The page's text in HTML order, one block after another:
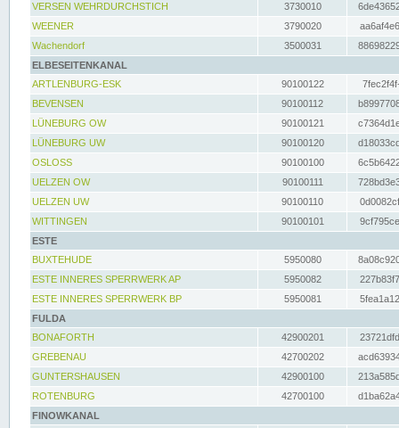
VERSEN WEHRDURCHSTICH
3730010
WEENER
3790020
Wachendorf
3500031
ELBESEITENKANAL
ARTLENBURG-ESK
90100122
BEVENSEN
90100112
LÜNEBURG OW
90100121
LÜNEBURG UW
90100120
OSLOSS
90100100
UELZEN OW
90100111
UELZEN UW
90100110
WITTINGEN
90100101
ESTE
BUXTEHUDE
5950080
ESTE INNERES SPERRWERK AP
5950082
ESTE INNERES SPERRWERK BP
5950081
FULDA
BONAFORTH
42900201
GREBENAU
42700202
GUNTERSHAUSEN
42900100
ROTENBURG
42700100
FINOWKANAL